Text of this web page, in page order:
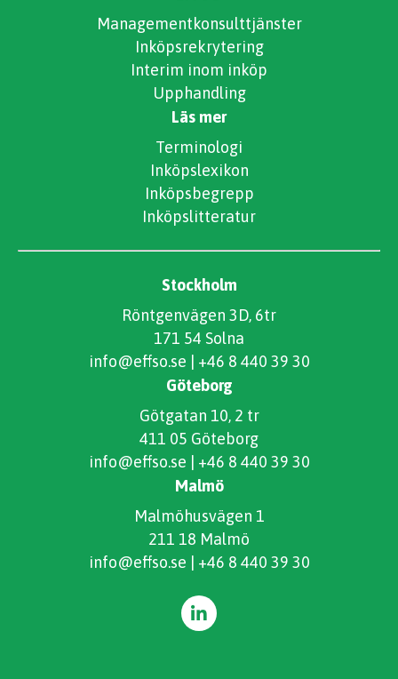
Managementkonsulttjänster
Inköpsrekrytering
Interim inom inköp
Upphandling
Läs mer
Terminologi
Inköpslexikon
Inköpsbegrepp
Inköpslitteratur
Stockholm
Röntgenvägen 3D, 6tr
171 54 Solna
info@effso.se | +46 8 440 39 30
Göteborg
Götgatan 10, 2 tr
411 05 Göteborg
info@effso.se | +46 8 440 39 30
Malmö
Malmöhusvägen 1
211 18 Malmö
info@effso.se | +46 8 440 39 30